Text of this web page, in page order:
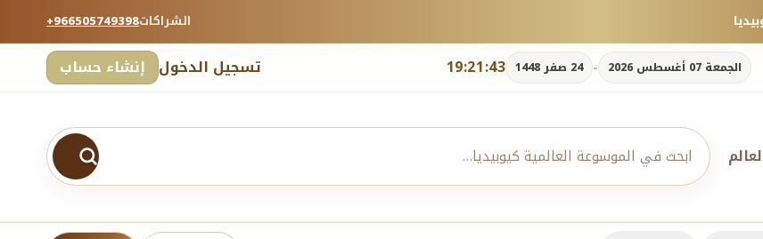
+966505749398الشراكات
تسجيل الدخول إنشاء حساب 19:21:45 الجمعة 07 أغسطس 2026 - 24 صفر 1448